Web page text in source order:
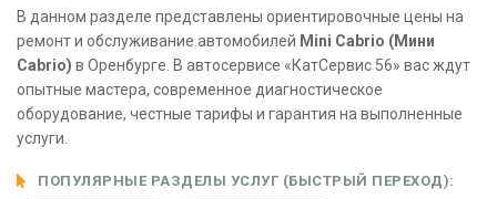
В данном разделе представлены ориентировочные цены на
ремонт и обслуживание автомобилей Mini Cabrio (Мини
Cabrio) в Оренбурге. В автосервисе «КатСервис 56» вас ждут
опытные мастера, современное диагностическое
оборудование, честные тарифы и гарантия на выполненные
услуги.
ПОПУЛЯРНЫЕ РАЗДЕЛЫ УСЛУГ (БЫСТРЫЙ ПЕРЕХОД):